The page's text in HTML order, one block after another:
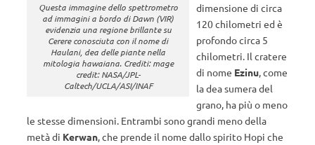
Questa immagine dello spettrometro
ad immagini a bordo di Dawn (VIR)
evidenzia una regione brillante su
Cerere conosciuta con il nome di
Haulani, dea delle piante nella
mitologia hawaiana. Crediti: mage
credit: NASA/JPL-
Caltech/UCLA/ASI/INAF
dimensione di circa
120 chilometri ed è
profondo circa 5
chilometri. Il cratere
di nome Ezinu , come
la dea sumera del
grano, ha più o meno
le stesse dimensioni. Entrambi sono grandi meno della
metà di Kerwan , che prende il nome dallo spirito Hopi che